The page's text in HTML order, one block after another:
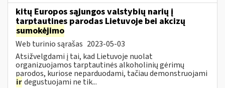
kitų Europos sąjungos valstybių narių į
tarptautines parodas Lietuvoje bei akcizų
sumokėjimo
Web turinio sąrašas 2023-05-03
Atsižvelgdami į tai, kad Lietuvoje nuolat
organizuojamos tarptautinės alkoholinių gėrimų
parodos, kuriose neparduodami, tačiau demonstruojami
irdegustuojami ne tik...